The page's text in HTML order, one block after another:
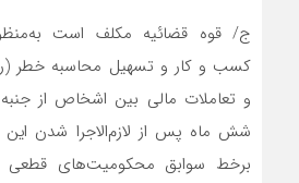
ج/ قوه قضائیه مکلف است
کسب و کار و تسهیل محاسبه خطر
و تعاملات مالی بین اشخاص از
شش ماه پس از لازم‌الاجرا شدن این
برخط سوابق محکومیت‌های